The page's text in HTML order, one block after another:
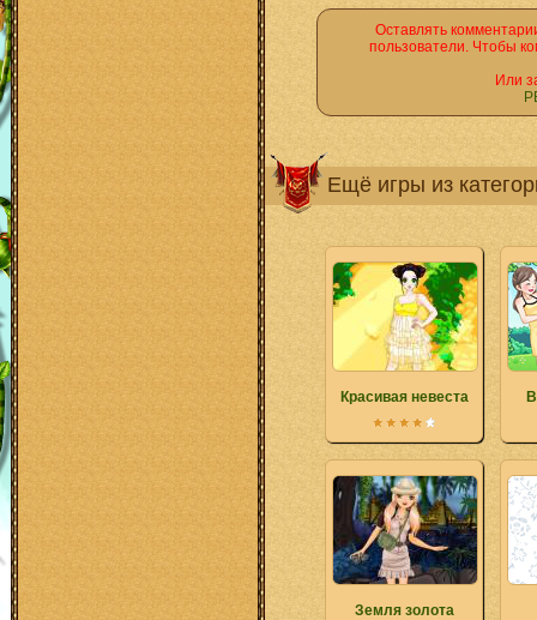
Оставлять
пользователи. Чтобы
Или
Ещё игры из
Красивая невеста
Земля золота